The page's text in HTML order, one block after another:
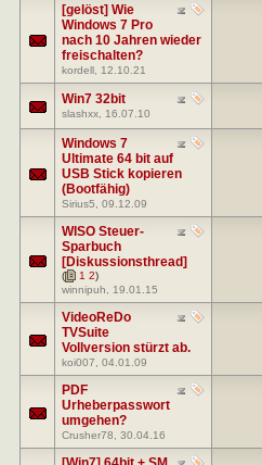
[gelöst] Wie
Windows 7 Pro
nach 10 Jahren wieder
freischalten?
kordell , 12.10.21
Win7 32bit
slashxx , 16.07.10
Windows 7
Ultimate 64 bit auf
USB Stick kopieren
(Bootfähig)
Sirius5 , 09.12.09
WISO Steuer-
Sparbuch
[Diskussionsthread]
( 1 2)
winnipuh , 19.01.15
VideoReDo
TVSuite
Vollversion stürzt ab.
koi007 , 04.01.09
PDF
Urheberpasswort
umgehen?
Crusher78 , 30.04.16